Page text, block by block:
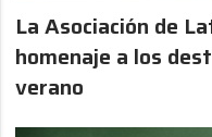
La Asociación de
homenaje a los
verano